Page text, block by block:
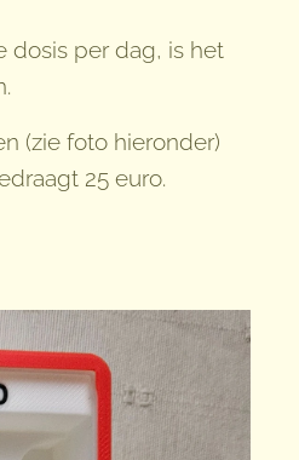
dosis per dag, is het
(zie foto hieronder)
25 euro.